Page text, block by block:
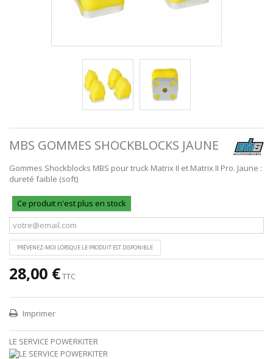
MBS GOMMES SHOCKBLOCKS JAUNE
Gommes Shockblocks MBS pour truck Matrix II et Matrix II Pro. Jaune :
dureté faible (soft)
Ce produit n'est plus en stock
PRÉVENEZ-MOI LORSQUE LE PRODUIT EST DISPONIBLE
28,00 €TTC
Imprimer
LE SERVICE POWERKITER